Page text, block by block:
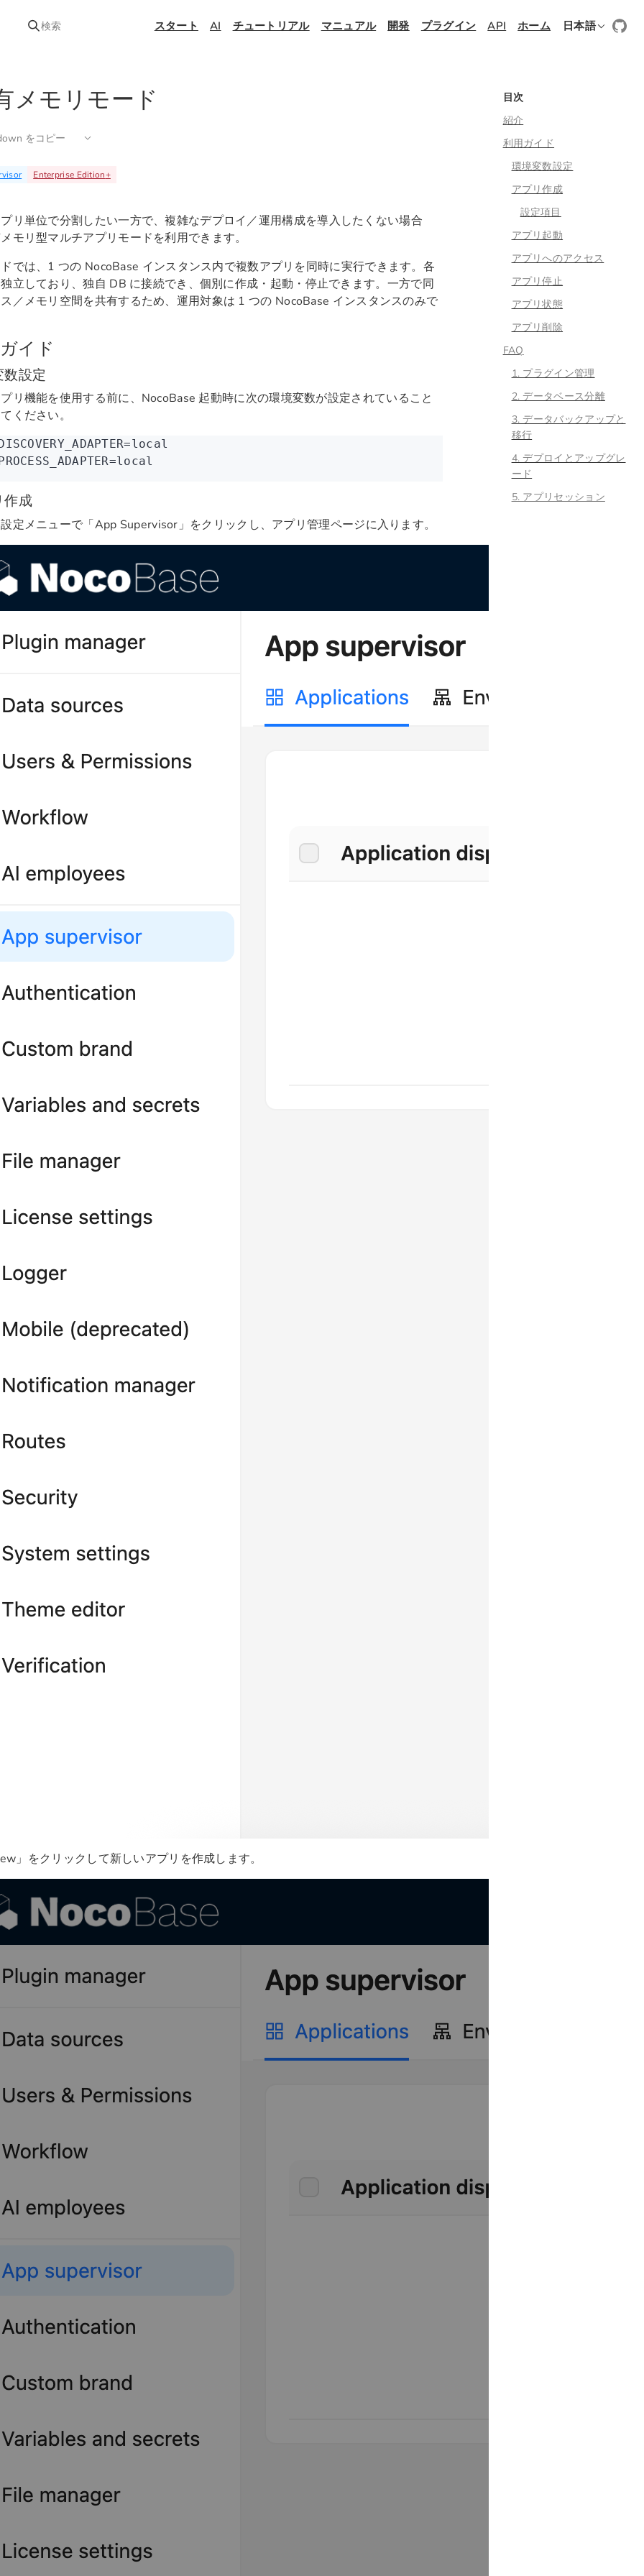
検索 スタート AI チュートリアル マニュアル 開発 プラグイン API ホーム 日本語
メモリモード
をコピー
Enterprise Edition+
リ単位で分割したい一方で、複雑なデプロイ／運用構成を導入したくない場合
モリ型マルチアプリモードを利用できます。
では、1 つの NocoBase インスタンス内で複数アプリを同時に実行できます。各
立しており、独自 DB に接続でき、個別に作成・起動・停止できます。一方で同
／メモリ空間を共有するため、運用対象は 1 つの NocoBase インスタンスのみで
イド
設定
リ機能を使用する前に、NocoBase 起動時に次の環境変数が設定されていること
ください。
=local
=local
作成
定メニューで「App Supervisor」をクリックし、アプリ管理ページに入ります。
」をクリックして新しいアプリを作成します。
目次
紹介
利用ガイド
環境変数設定
アプリ作成
設定項目
アプリ起動
アプリへのアクセス
アプリ停止
アプリ状態
アプリ削除
FAQ
1. プラグイン管理
2. データベース分離
3. データバックアップと
移行
4. デプロイとアップグレ
ード
5. アプリセッション